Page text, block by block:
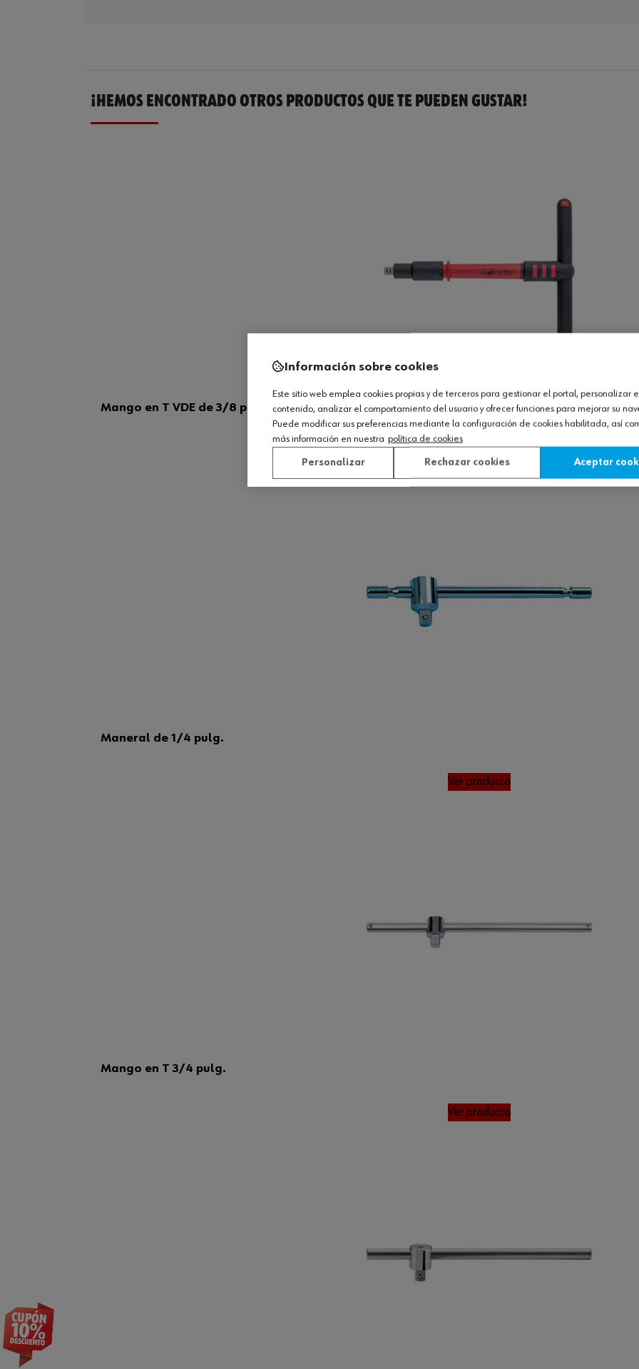
¡HEMOS ENCONTRADO OTROS PRODUCTOS QUE TE PUEDEN GUSTAR!
Mango en T VDE de 3/8 pulg.
Ver producto
Maneral de 1/4 pulg.
Ver producto
Mango en T 3/4 pulg.
Ver producto
Información sobre cookies
Este sitio web emplea cookies propias y de terceros para gestionar el portal, personalizar
contenido, analizar el comportamiento del usuario y ofrecer funciones para mejorar su
Puede modificar sus preferencias mediante la configuración de cookies habilitada, así
más información en nuestra política de cookies
Personalizar Rechazar cookies Aceptar